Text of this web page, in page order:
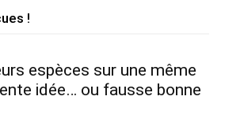
!
espèces sur une même
idée… ou fausse bonne